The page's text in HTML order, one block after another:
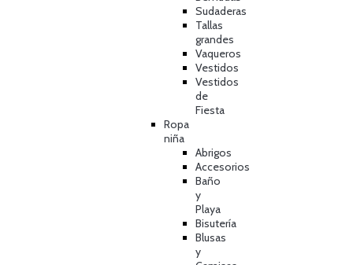
Sudaderas
Tallas
grandes
Vaqueros
Vestidos
Vestidos
de
Fiesta
Ropa
niña
Abrigos
Accesorios
Baño
y
Playa
Bisutería
Blusas
y